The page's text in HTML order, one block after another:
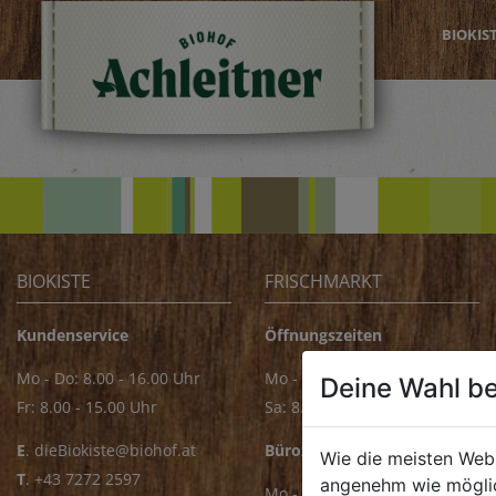
BIOKISTE
Kundenservice
Mo - Do: 8.00 - 16.00 Uhr
Fr: 8.00 - 15.00 Uhr
E. dieBiokiste@biohof.at
T. +43 7272 2597
FRISCHMARKT
Öffnungszeiten
Mo - Fr: 8.00 - 18.00 Uhr
Sa: 8.00 - 14.00 Uhr
Bürozeiten
Deine Wahl
Wie die meisten
angenehm wie